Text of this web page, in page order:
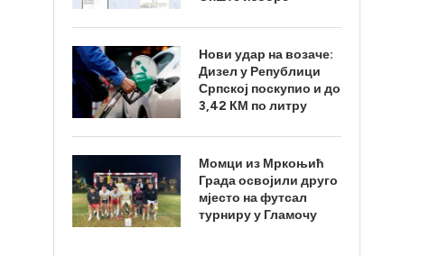
Нови удар на возаче:
Дизел у Републици
Српској поскупио и до
3,42 КМ по литру
Момци из Мркоњић
Града освојили друго
мјесто на футсал
турниру у Гламочу